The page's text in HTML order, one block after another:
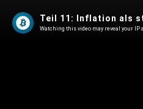
Watching this video may reveal your IP